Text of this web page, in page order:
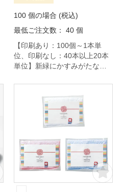
100 個の場合 (税込)
最低ご注文数： 40 個
【印刷あり：100個～1本単
位、印刷なし：40本以上20本
単位】新緑にかすみがたなび
が目にも涼しい扇子です。